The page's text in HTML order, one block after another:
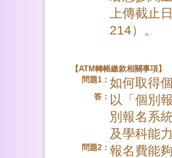
上傳截止
214）。
【ATM轉帳繳款相關事項】
問題1： 如何取得
答： 以「個別
別報名系
及學科能
問題2： 報名費能